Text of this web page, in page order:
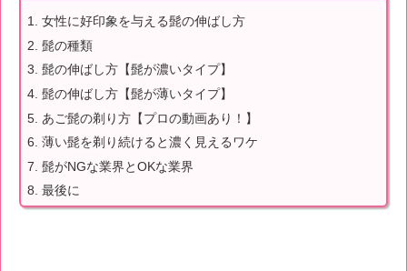
女性に好印象を与える髭の伸ばし方
髭の種類
髭の伸ばし方【髭が濃いタイプ】
髭の伸ばし方【髭が薄いタイプ】
あご髭の剃り方【プロの動画あり！】
薄い髭を剃り続けると濃く見えるワケ
髭がNGな業界とOKな業界
最後に